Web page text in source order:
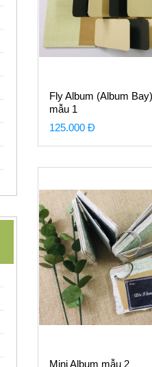
Fly Album (Album
mẫu 1
125.000 Đ
Mini Album mẫu 2